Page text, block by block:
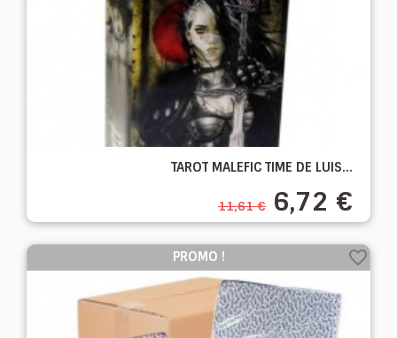
TAROT MALEFIC TIME DE LUIS...
11,61 € 6,72 €
PROMO ! favorite_border